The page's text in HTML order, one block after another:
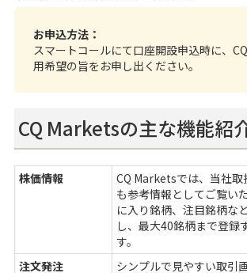
お申込方法：
スマートコールにて口座開設申込時に、
用希望の旨をお申し出ください。
CQ Marketsの主な機能紹
株価情報
CQ Marketsでは、当社取
も参考情報としてご覧い
に入り銘柄、注目銘柄な
し、最大40銘柄まで登録
す。
注文発注
シンプルで見やすい取引